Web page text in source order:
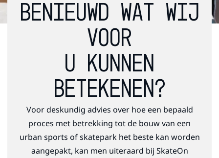
BENIEUWD WAT WIJ
VOOR
U KUNNEN
BETEKENEN?
Voor deskundig advies over hoe een bepaald
proces met betrekking tot de bouw van een
urban sports of skatepark het beste kan worden
aangepakt, kan men uiteraard bij SkateOn